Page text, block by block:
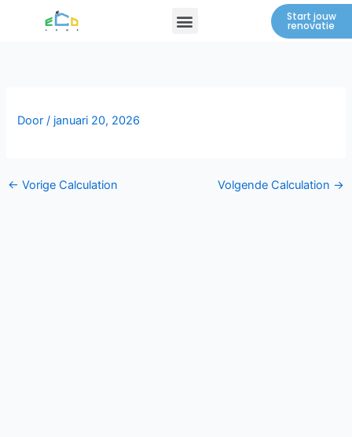
Menu Start jouw
renovatie
Door/ januari 20, 2026
← Vorige Calculation Volgende Calculation →